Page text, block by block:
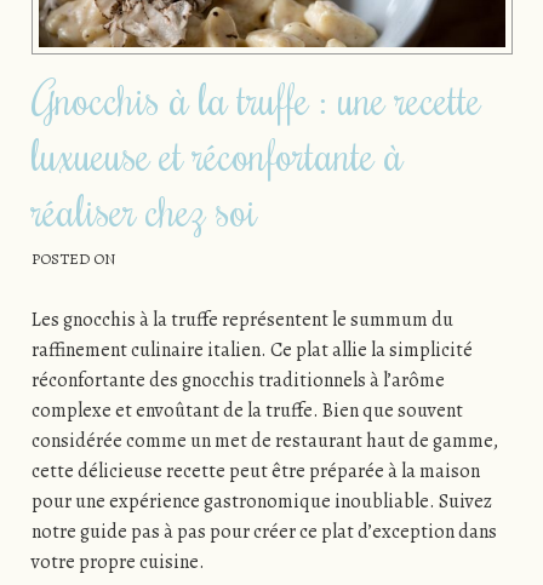
Gnocchis à la truffe : une recette
luxueuse et réconfortante à
réaliser chez soi
POSTED ON
Les gnocchis à la truffe représentent le summum du
raffinement culinaire italien. Ce plat allie la simplicité
réconfortante des gnocchis traditionnels à l’arôme
complexe et envoûtant de la truffe. Bien que souvent
considérée comme un met de restaurant haut de gamme,
cette délicieuse recette peut être préparée à la maison
pour une expérience gastronomique inoubliable. Suivez
notre guide pas à pas pour créer ce plat d’exception dans
votre propre cuisine.